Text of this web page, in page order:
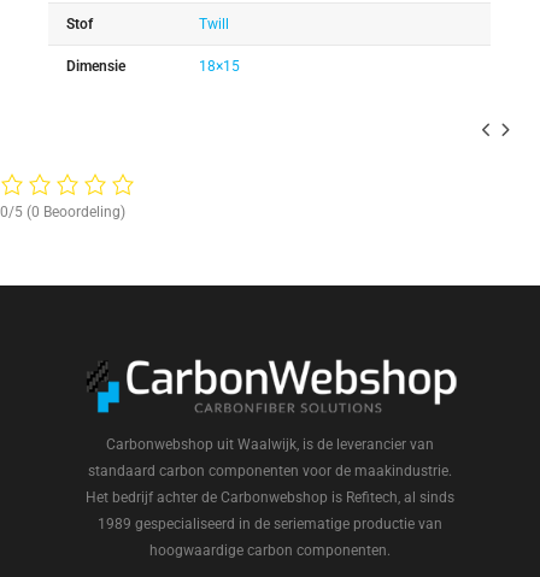
Stof Twill
Dimensie 18×15
0/5 (0 Beoordeling)
Carbonwebshop uit Waalwijk, is de leverancier van
standaard carbon componenten voor de maakindustrie.
Het bedrijf achter de Carbonwebshop is Refitech, al sinds
1989 gespecialiseerd in de seriematige productie van
hoogwaardige carbon componenten.